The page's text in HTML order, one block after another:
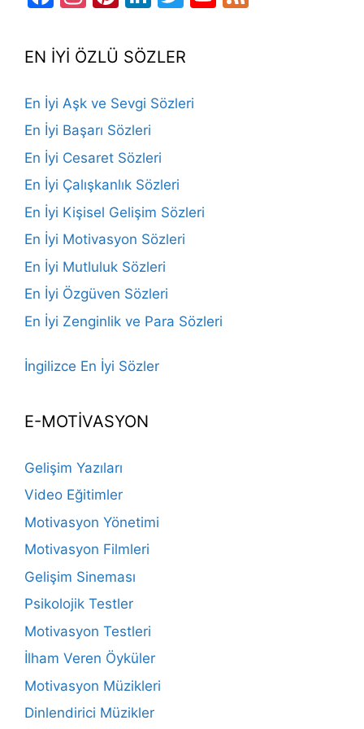
EN İYİ ÖZLÜ SÖZLER
En İyi Aşk ve Sevgi Sözleri
En İyi Başarı Sözleri
En İyi Cesaret Sözleri
En İyi Çalışkanlık Sözleri
En İyi Kişisel Gelişim Sözleri
En İyi Motivasyon Sözleri
En İyi Mutluluk Sözleri
En İyi Özgüven Sözleri
En İyi Zenginlik ve Para Sözleri
İngilizce En İyi Sözler
E-MOTİVASYON
Gelişim Yazıları
Video Eğitimler
Motivasyon Yönetimi
Motivasyon Filmleri
Gelişim Sineması
Psikolojik Testler
Motivasyon Testleri
İlham Veren Öyküler
Motivasyon Müzikleri
Dinlendirici Müzikler